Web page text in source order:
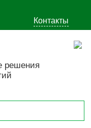
Контакты
решения